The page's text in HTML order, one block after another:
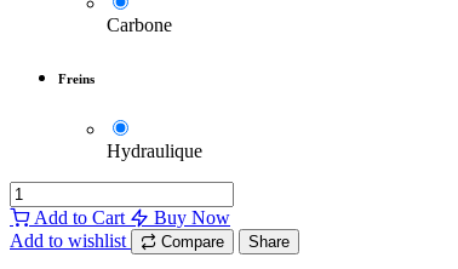
Carbone
Freins
Hydraulique
Add to Cart
Buy Now
Add to wishlist
Compare Share